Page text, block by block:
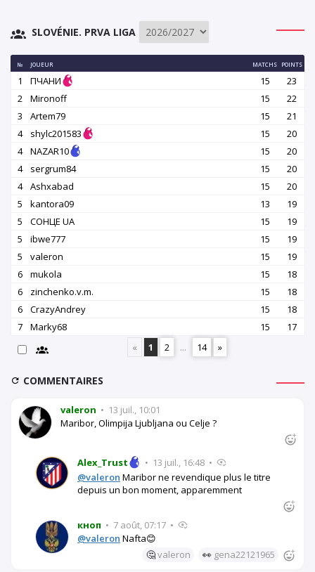
SLOVÉNIE. PRVA LIGA
№ JOUEUR MATCHS POINTS
1 ПЧАНИ 15
23
2
Mironoff 15
22
3
Artem79 15
21
4
shylc201583 15
20
4
NAZAR10 15
20
4
sergrum84 15
20
4
Ashxabad 15
20
5
kantora09 13
19
5
СОНЦЕ UA 15
19
5
ibwe777 15
19
5
valeron 15
19
6
mukola 15
18
6
zinchenko.v.m. 15
18
6
CrazyAndrey 15
18
7
Marky68 15
17
«
1 2 ... 14 »
COMMENTAIRES
valeron • 13 juil., 10:01
Maribor, Olimpija Ljubljana ou Celje ?
Alex_Trust • 13 juil., 16:48 •
@valeron Maribor ne revendique plus le titre
depuis un bon moment, apparemment
кноп • 7 août, 07:17 •
@valeron Nafta😊
🤔valeron 👀 gena22121965